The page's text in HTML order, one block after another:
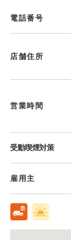
電話番号
店舗住所
営業時間
受動喫煙対策
雇用主